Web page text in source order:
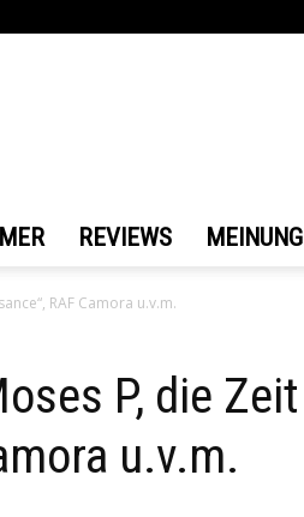
REVIEWS MEINUNG
RAF Camora u.v.m.
P, die Zeit
u.v.m.